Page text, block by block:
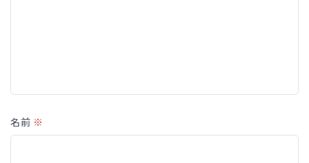
名前 ※